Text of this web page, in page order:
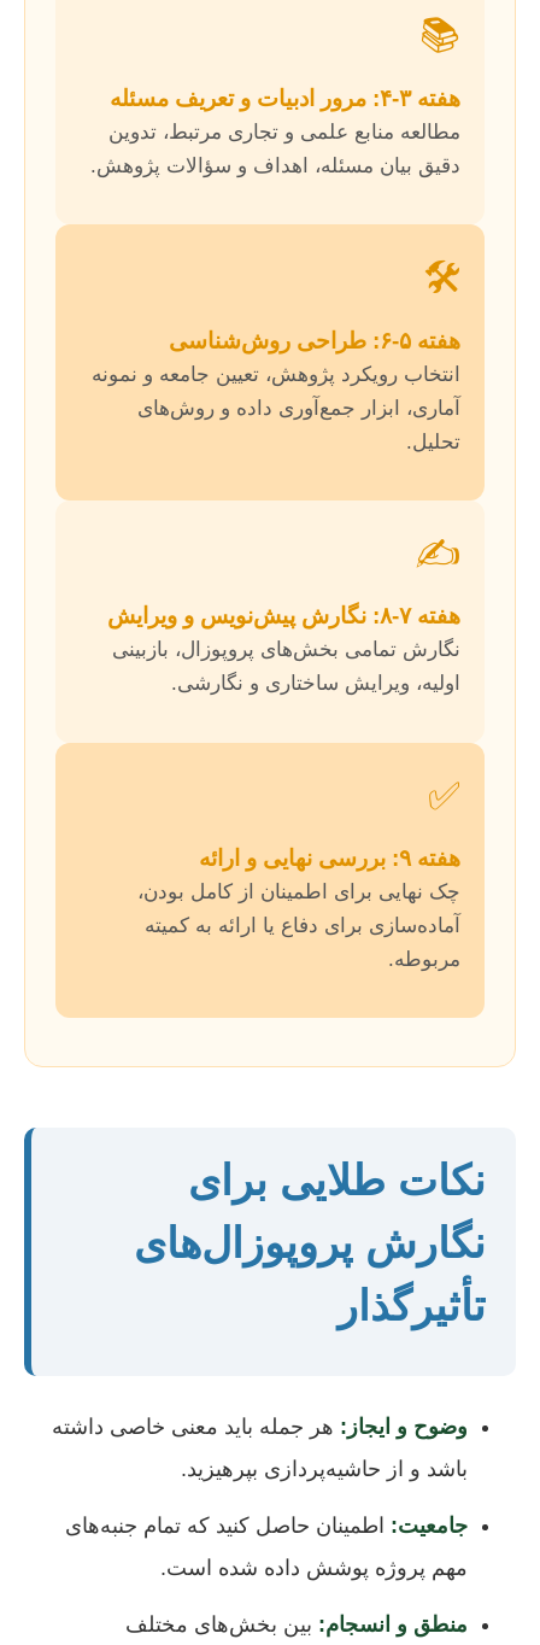
📚
هفته ۳-۴: مرور ادبیات و تعریف مسئله
مطالعه منابع علمی و تجاری مرتبط، تدوین
دقیق بیان مسئله، اهداف و سؤالات پژوهش.
🛠️
هفته ۵-۶: طراحی روش‌شناسی
انتخاب رویکرد پژوهش، تعیین جامعه و نمونه
آماری، ابزار جمع‌آوری داده و روش‌های
تحلیل.
✍️
هفته ۷-۸: نگارش پیش‌نویس و ویرایش
نگارش تمامی بخش‌های پروپوزال، بازبینی
اولیه، ویرایش ساختاری و نگارشی.
✅
هفته ۹: بررسی نهایی و ارائه
چک نهایی برای اطمینان از کامل بودن،
آماده‌سازی برای دفاع یا ارائه به کمیته
مربوطه.
نکات طلایی برای
نگارش پروپوزال‌های
تأثیرگذار
وضوح و ایجاز: هر جمله باید معنی خاصی داشته
باشد و از حاشیه‌پردازی بپرهیزید.
جامعیت: اطمینان حاصل کنید که تمام جنبه‌های
مهم پروژه پوشش داده شده است.
منطق و انسجام: بین بخش‌های مختلف